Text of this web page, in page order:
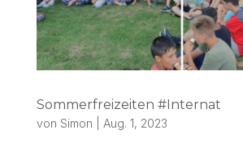
Sommerfreizeiten #Internat
von Simon Aug. 1, 2023